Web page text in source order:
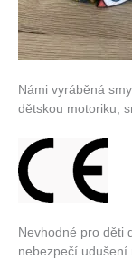
Námi vyráběná
dětskou motoriku,
Nevhodné pro děti
nebezpečí udušení